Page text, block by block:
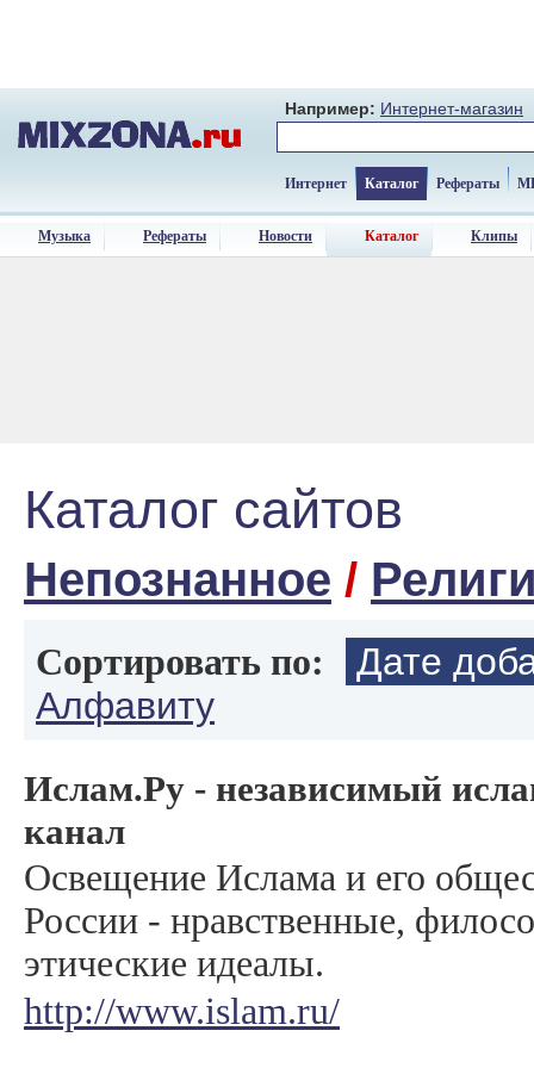
Например: Интернет-магазин
Интернет Каталог Рефераты
Музыка Рефераты Новости Каталог Клипы
Каталог сайтов
Непознанное /
Сортировать по:
Дате
Алфавиту
Ислам.Ру - независимый
канал
Освещение Ислама и его
России - нравственные,
этические идеалы.
http://www.islam.ru/